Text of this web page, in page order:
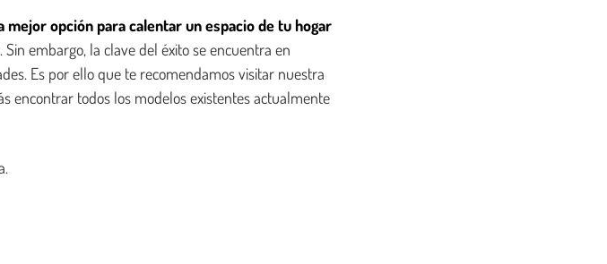
opción para calentar un espacio de tu hogar
. Sin embargo, la clave del éxito se encuentra en
Es por ello que te recomendamos visitar nuestra
encontrar todos los modelos existentes actualmente